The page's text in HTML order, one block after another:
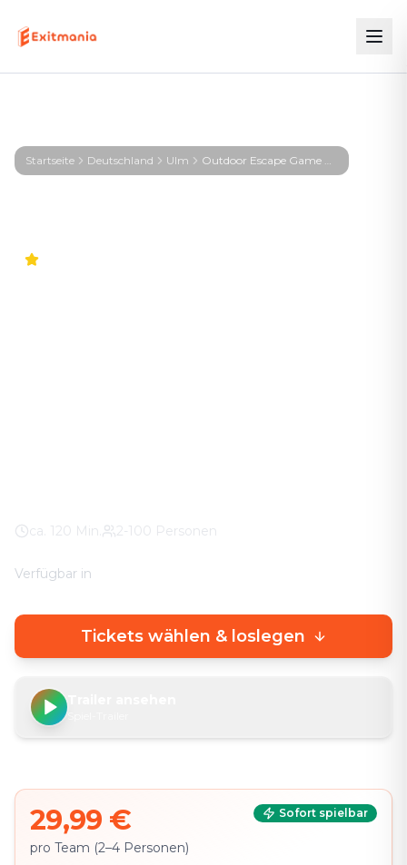
Startseite Deutschland Ulm Outdoor Escape Game Ulm – First Profiler - Ulm
ca. 120 Min. 2-100 Personen
Verfügbar in
Tickets wählen & loslegen
29,99 €
pro Team (2–4 Personen)
Sofort spielbar